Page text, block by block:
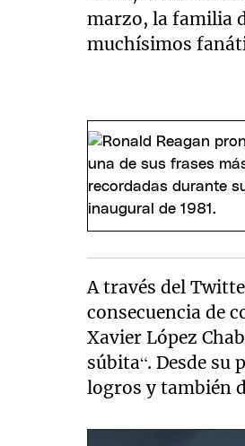
marzo, la familia
muchísimos
A través del
consecuencia de
Xavier López
súbita“. Desde
logros y también